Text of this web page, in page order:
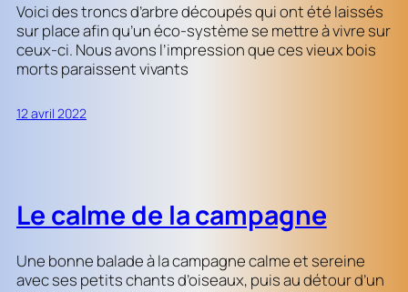
Voici des troncs d’arbre découpés qui ont été laissés
sur place afin qu’un éco-système se mettre à vivre sur
ceux-ci. Nous avons l’impression que ces vieux bois
morts paraissent vivants
12 avril 2022
Le calme de la campagne
Une bonne balade à la campagne calme et sereine
avec ses petits chants d’oiseaux, puis au détour d’un